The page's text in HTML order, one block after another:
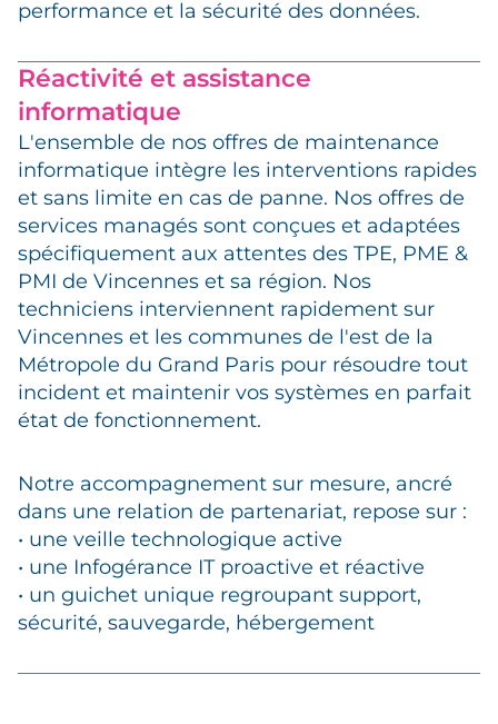
performance et la sécurité des données.
Réactivité et assistance
informatique
L'ensemble de nos offres de maintenance
informatique intègre les interventions rapides
et sans limite en cas de panne. Nos offres de
services managés sont conçues et adaptées
spécifiquement aux attentes des TPE, PME &
PMI de Vincennes et sa région. Nos
techniciens interviennent rapidement sur
Vincennes et les communes de l'est de la
Métropole du Grand Paris pour résoudre tout
incident et maintenir vos systèmes en parfait
état de fonctionnement.
Notre accompagnement sur mesure, ancré
dans une relation de partenariat, repose sur :
• une veille technologique active
• une Infogérance IT proactive et réactive
• un guichet unique regroupant support,
sécurité, sauvegarde, hébergement